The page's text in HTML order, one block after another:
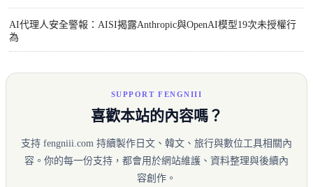
AI代理人安全警報：AISI揭露Anthropic與OpenAI模型19次未授權行
為
SUPPORT FENGNIII
喜歡本站的內容嗎？
支持 fengniii.com 持續製作日文、韓文、旅行與數位工具相關內
容。你的每一份支持，都會用於網站維護、資料整理與後續內
容創作。